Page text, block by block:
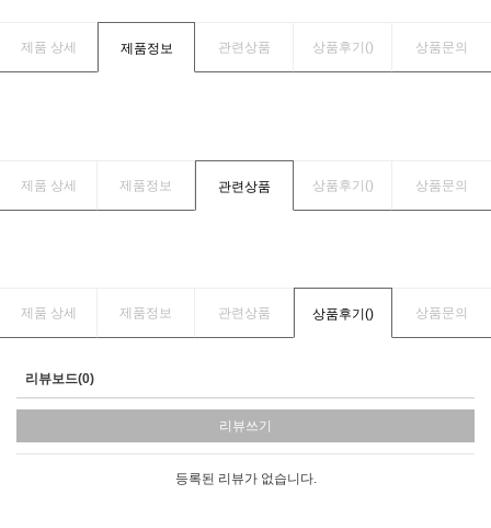
제품 상세 제품정보 관련상품 상품후기() 상품문의
제품 상세 제품정보 관련상품 상품후기() 상품문의
제품 상세 제품정보 관련상품 상품후기() 상품문의
리뷰보드(0)
리뷰쓰기
등록된 리뷰가 없습니다.